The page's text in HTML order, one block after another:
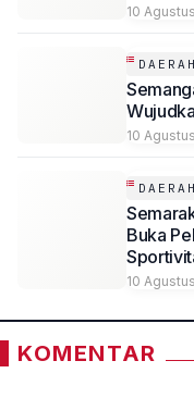
10
10
Buka
10
KOMENTAR